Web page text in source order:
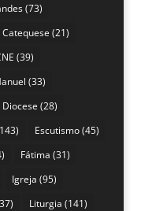
(73)
Catequese (21)
(39)
(33)
Diocese (28)
Escutismo(45)
Fátima (31)
Igreja (95)
Liturgia (141)